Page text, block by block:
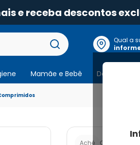
e receba descontos
Qual a
informe
Mamãe e Bebê
Aché Cod.: